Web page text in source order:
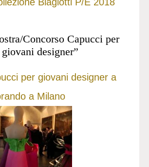
Concorso Capucci per
giovani designer”
per giovani designer a
a Milano